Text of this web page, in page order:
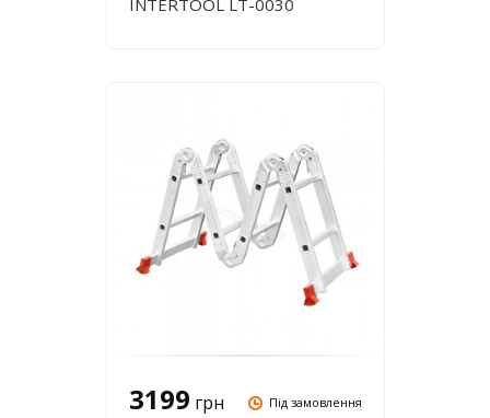
INTERTOOL LT-0030
3199 грн Під замовлення